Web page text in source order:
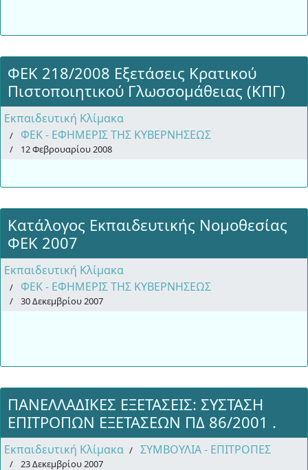
ΦΕΚ 218/2008 Εξετάσεις Κρατικού
Πιστοποιητικού Γλωσσομάθειας (ΚΠΓ)
Εκπαιδευτική Κλίμακα
ΦΕΚ - ΕΦΗΜΕΡΙΣ ΤΗΣ ΚΥΒΕΡΝΗΣΕΩΣ
12 Φεβρουαρίου 2008
Κατάλογος Εκπαιδευτικής Νομοθεσίας
ΦΕΚ 2007
Εκπαιδευτική Κλίμακα
ΦΕΚ - ΕΦΗΜΕΡΙΣ ΤΗΣ ΚΥΒΕΡΝΗΣΕΩΣ
30 Δεκεμβρίου 2007
ΠΑΝΕΛΛΑΔΙΚΕΣ ΕΞΕΤΑΣΕΙΣ: ΣΥΣΤΑΣΗ
ΕΠΙΤΡΟΠΩΝ ΕΞΕΤΑΣΕΩΝ ΠΔ 86/2001 .
Εκπαιδευτική Κλίμακα ΣΥΜΒΟΥΛΙΑ - ΕΠΙΤΡΟΠΕΣ
23 Δεκεμβρίου 2007